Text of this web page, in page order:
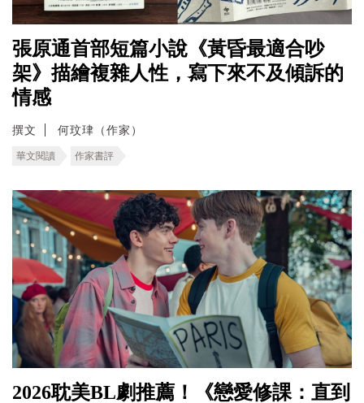
張原通首部短篇小說《黃昏最適合吵
架》描繪複雜人性，寫下來不及傾訴的
情感
撰文 何玟珒（作家）
華文閱讀 作家書評
2026耽美BL劇推薦！《戀愛修課：直到